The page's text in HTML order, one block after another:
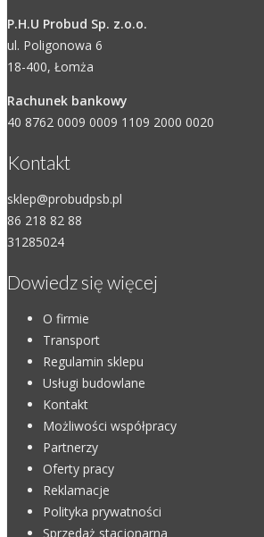
P.H.U Probud Sp. z.o.o.
ul. Poligonowa 6
18-400, Łomża
Rachunek bankowy
40 8762 0009 0009 1109 2000 0020
Kontakt
sklep@probudpsb.pl
86 218 82 88
31285024
Dowiedz się więcej
O firmie
Transport
Regulamin sklepu
Usługi budowlane
Kontakt
Możliwości współpracy
Partnerzy
Oferty pracy
Reklamacje
Polityka prywatności
Sprzedaż stacjonarna